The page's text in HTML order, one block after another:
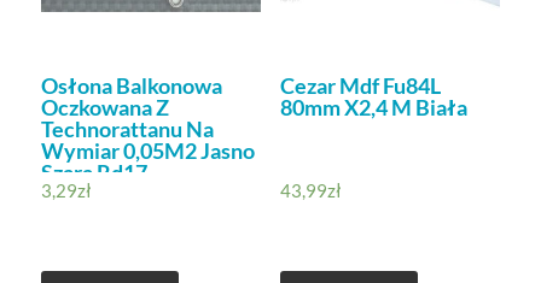
Osłona Balkonowa
Oczkowana Z
Technorattanu Na
Wymiar 0,05M2 Jasno
Szara Rd17
3,29zł
Cezar Mdf Fu84L
80mm X2,4 M Biała
43,99zł